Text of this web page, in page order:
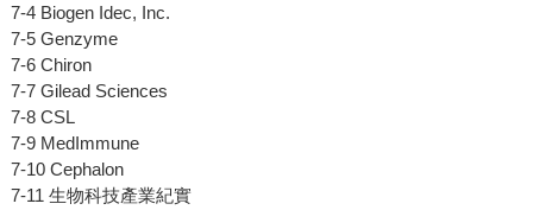
7-4 Biogen Idec, Inc.
7-5 Genzyme
7-6 Chiron
7-7 Gilead Sciences
7-8 CSL
7-9 MedImmune
7-10 Cephalon
7-11 生物科技產業紀實